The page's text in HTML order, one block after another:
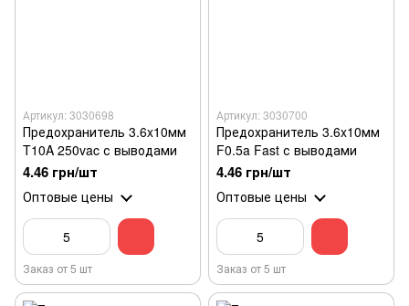
Артикул: 3030698
Предохранитель 3.6x10мм
T10A 250vac с выводами
4.46 грн/шт
Оптовые цены
Заказ от 5 шт
Артикул: 3030700
Предохранитель 3.6x10мм
F0.5a Fast с выводами
4.46 грн/шт
Оптовые цены
Заказ от 5 шт